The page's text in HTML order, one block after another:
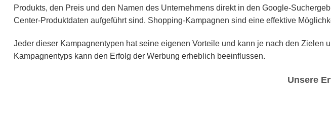
Produkts, den Preis und den Namen des Unternehmens direkt in den Google-
Center-Produktdaten aufgeführt sind. Shopping-Kampagnen sind eine effektive
Jeder dieser Kampagnentypen hat seine eigenen Vorteile und kann je nach den
Kampagnentyps kann den Erfolg der Werbung erheblich beeinflussen.
Unsere